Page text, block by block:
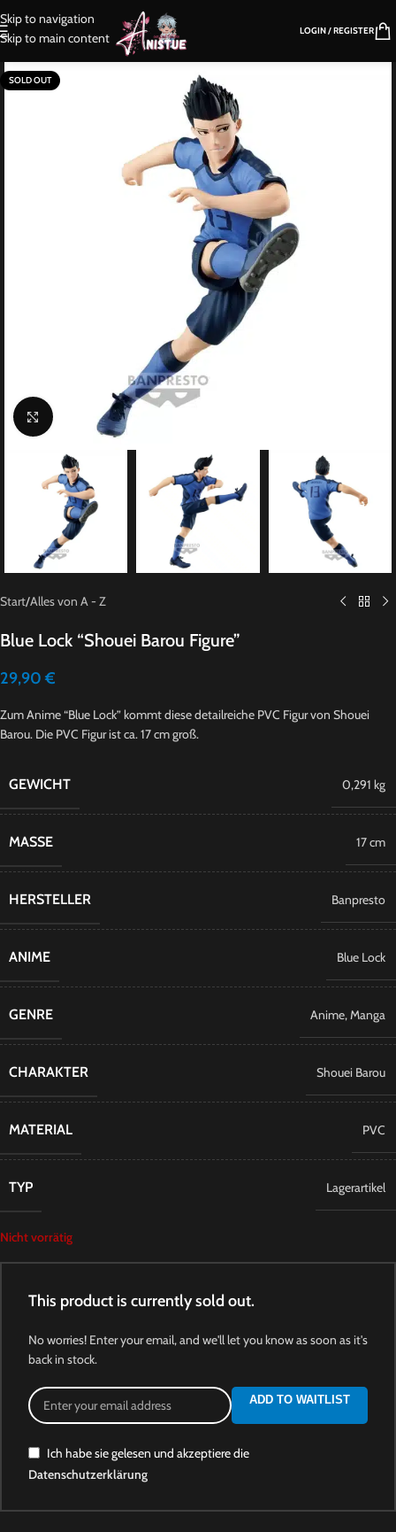
Skip to navigation
Skip to main content
LOGIN / REGISTER
SOLD OUT
Click to enlarge
Start/Alles von A - Z
Blue Lock “Shouei Barou Figure”
29,90 €
Zum Anime “Blue Lock” kommt diese detailreiche PVC Figur von Shouei
Barou. Die PVC Figur ist ca. 17 cm groß.
GEWICHT 0,291 kg
MASSE 17 cm
HERSTELLER Banpresto
ANIME Blue Lock
GENRE Anime,Manga
CHARAKTER Shouei Barou
MATERIAL PVC
TYP Lagerartikel
Nicht vorrätig
This product is currently sold out.
No worries! Enter your email, and we'll let you know as soon as it's
back in stock.
ADD TO WAITLIST
Ich habe sie gelesen und akzeptiere die
Datenschutzerklärung